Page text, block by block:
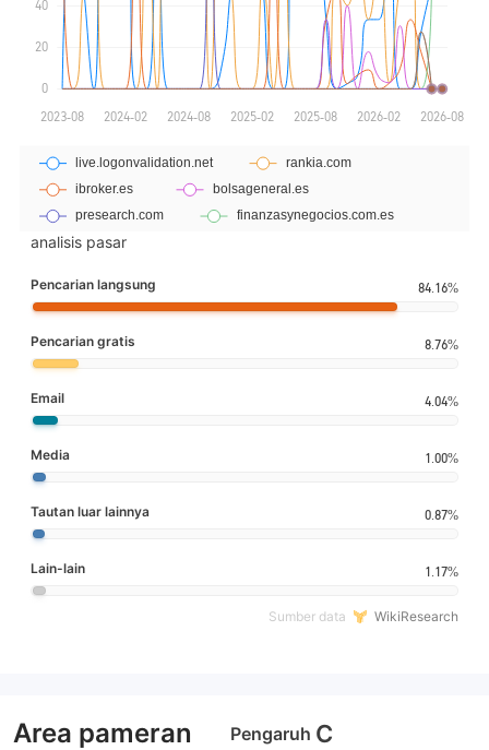
analisis pasar
Pencarian langsung 84.16%
Pencarian gratis 8.76%
Email 4.04%
Media 1.00%
Tautan luar lainnya 0.87%
Lain-lain 1.17%
Sumber data WikiResearch
Area pameran Pengaruh C